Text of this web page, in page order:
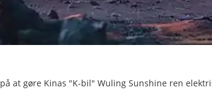
at gøre Kinas "K-bil" Wuling Sunshine ren